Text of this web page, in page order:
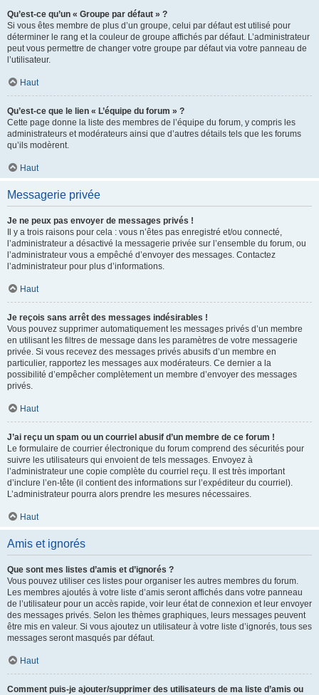
Qu’est-ce qu’un « Groupe par défaut » ?
Si vous êtes membre de plus d’un groupe, celui par défaut est utilisé pour
déterminer le rang et la couleur de groupe affichés par défaut. L’administrateur
peut vous permettre de changer votre groupe par défaut via votre panneau de
l’utilisateur.
Haut
Qu’est-ce que le lien « L’équipe du forum » ?
Cette page donne la liste des membres de l’équipe du forum, y compris les
administrateurs et modérateurs ainsi que d’autres détails tels que les forums
qu’ils modèrent.
Haut
Messagerie privée
Je ne peux pas envoyer de messages privés !
Il y a trois raisons pour cela : vous n’êtes pas enregistré et/ou connecté,
l’administrateur a désactivé la messagerie privée sur l’ensemble du forum, ou
l’administrateur vous a empêché d’envoyer des messages. Contactez
l’administrateur pour plus d’informations.
Haut
Je reçois sans arrêt des messages indésirables !
Vous pouvez supprimer automatiquement les messages privés d’un membre
en utilisant les filtres de message dans les paramètres de votre messagerie
privée. Si vous recevez des messages privés abusifs d’un membre en
particulier, rapportez les messages aux modérateurs. Ce dernier a la
possibilité d’empêcher complètement un membre d’envoyer des messages
privés.
Haut
J’ai reçu un spam ou un courriel abusif d’un membre de ce forum !
Le formulaire de courrier électronique du forum comprend des sécurités pour
suivre les utilisateurs qui envoient de tels messages. Envoyez à
l’administrateur une copie complète du courriel reçu. Il est très important
d’inclure l’en-tête (il contient des informations sur l’expéditeur du courriel).
L’administrateur pourra alors prendre les mesures nécessaires.
Haut
Amis et ignorés
Que sont mes listes d’amis et d’ignorés ?
Vous pouvez utiliser ces listes pour organiser les autres membres du forum.
Les membres ajoutés à votre liste d’amis seront affichés dans votre panneau
de l’utilisateur pour un accès rapide, voir leur état de connexion et leur envoyer
des messages privés. Selon les thèmes graphiques, leurs messages peuvent
être mis en valeur. Si vous ajoutez un utilisateur à votre liste d’ignorés, tous ses
messages seront masqués par défaut.
Haut
Comment puis-je ajouter/supprimer des utilisateurs de ma liste d’amis ou